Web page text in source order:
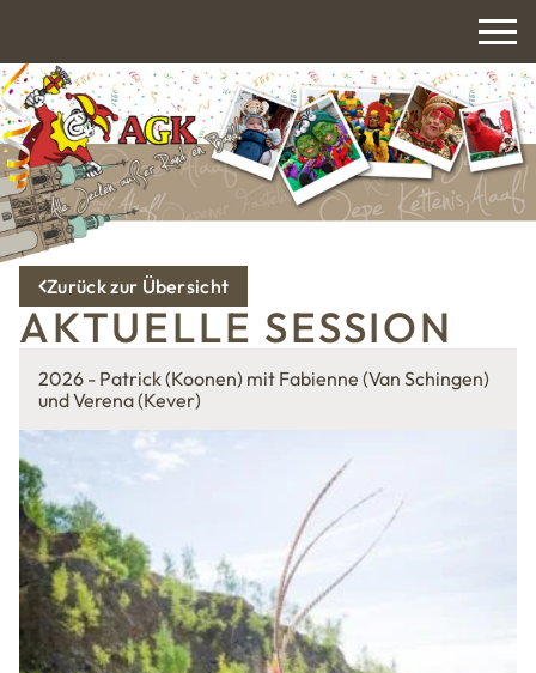
Zurück zur Übersicht
AKTUELLE SESSION
2026 - Patrick (Koonen) mit Fabienne (Van Schingen)
und Verena (Kever)